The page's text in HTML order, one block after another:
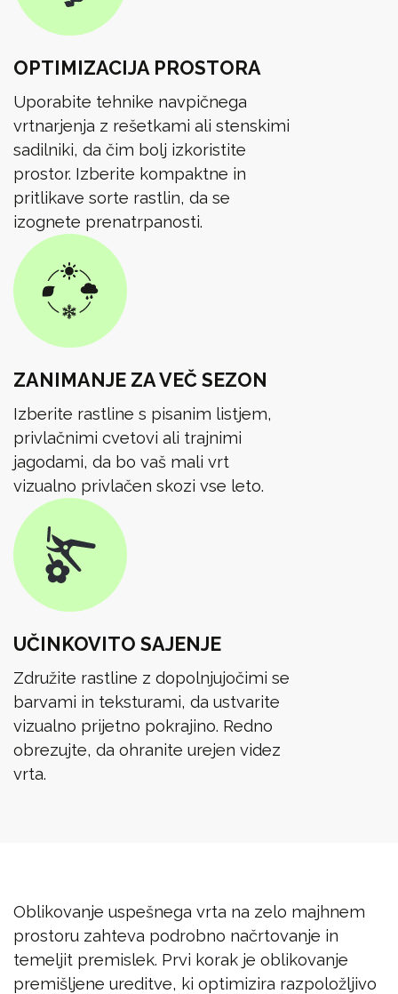
OPTIMIZACIJA PROSTORA
Uporabite tehnike navpičnega
vrtnarjenja z rešetkami ali stenskimi
sadilniki, da čim bolj izkoristite
prostor. Izberite kompaktne in
pritlikave sorte rastlin, da se
izognete prenatrpanosti.
ZANIMANJE ZA VEČ SEZON
Izberite rastline s pisanim listjem,
privlačnimi cvetovi ali trajnimi
jagodami, da bo vaš mali vrt
vizualno privlačen skozi vse leto.
UČINKOVITO SAJENJE
Združite rastline z dopolnjujočimi se
barvami in teksturami, da ustvarite
vizualno prijetno pokrajino. Redno
obrezujte, da ohranite urejen videz
vrta.
Oblikovanje uspešnega vrta na zelo majhnem
prostoru zahteva podrobno načrtovanje in
temeljit premislek. Prvi korak je oblikovanje
premišljene ureditve, ki optimizira razpoložljivo